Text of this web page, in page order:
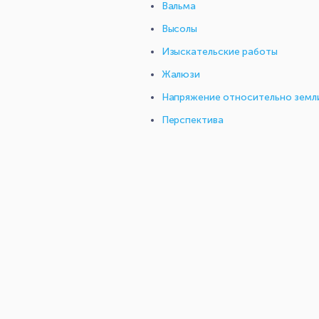
Вальма
Высолы
Изыскательские работы
Жалюзи
Напряжение относительно
Перспектива